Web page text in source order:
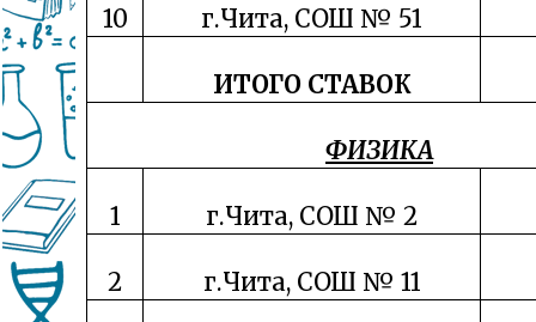
10 г.Чита, СОШ № 51
ИТОГО СТАВОК
ФИЗИКА
1 г.Чита, СОШ № 2
2 г.Чита, СОШ № 11